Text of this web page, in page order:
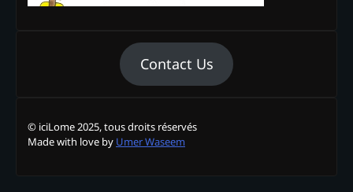
Contact Us
© iciLome 2025, tous droits réservés
Made with love by Umer Waseem